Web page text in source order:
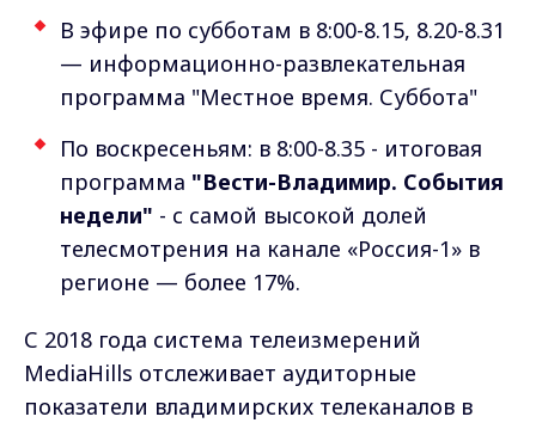
В эфире по субботам в 8:00-8.15, 8.20-8.31
— информационно-развлекательная
программа "Местное время. Суббота"
По воскресеньям: в 8:00-8.35 - итоговая
программа "Вести-Владимир. События
недели" - с самой высокой долей
телесмотрения на канале «Россия-1» в
регионе — более 17%.
С 2018 года система телеизмерений
MediaHills отслеживает аудиторные
показатели владимирских телеканалов в